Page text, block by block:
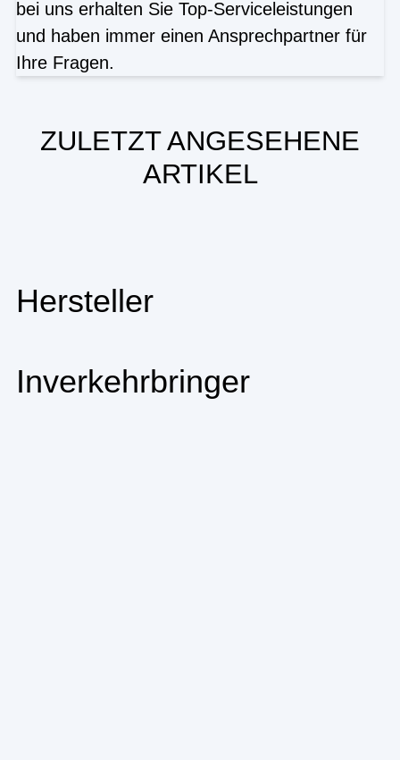
bei uns erhalten Sie Top-Serviceleistungen
und haben immer einen Ansprechpartner für
Ihre Fragen.
ZULETZT ANGESEHENE
ARTIKEL
Hersteller
Inverkehrbringer